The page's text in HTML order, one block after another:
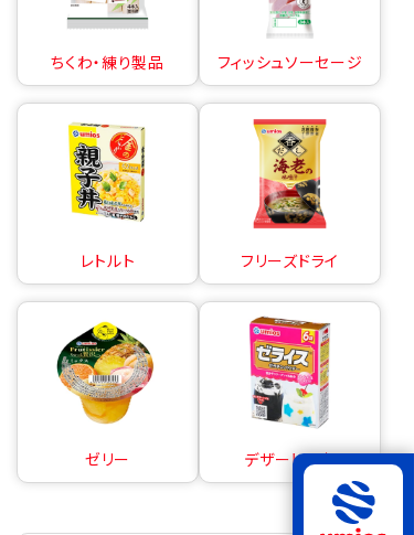
ちくわ・練り製品 フィッシュソーセージ
レトルト フリーズドライ
ゼリー デザートの素